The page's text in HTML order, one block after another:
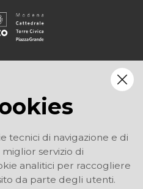
tecnici di navigazione e di
servizio di
analitici per raccogliere
da parte degli utenti.